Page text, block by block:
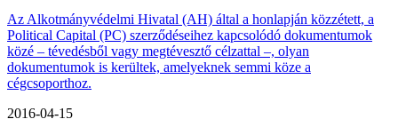
Az Alkotmányvédelmi Hivatal (AH) által a honlapján közzétett, a
Political Capital (PC) szerződéseihez kapcsolódó dokumentumok
közé – tévedésből vagy megtévesztő célzattal –, olyan
dokumentumok is kerültek, amelyeknek semmi köze a
cégcsoporthoz.
2016-04-15